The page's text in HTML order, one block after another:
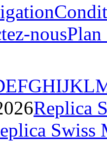
nousPlan
EFGHIJKL
Replica
Swiss